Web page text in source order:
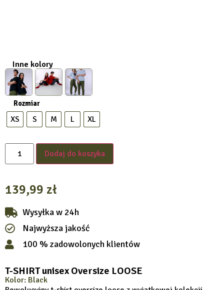
Inne kolory
Rozmiar
XS S M L XL
Dodaj do koszyka
139,99 zł
Wysyłka w 24h
Najwyższa jakość
100 % zadowolonych klientów
T-SHIRT unisex Oversize LOOSE
Kolor: Black